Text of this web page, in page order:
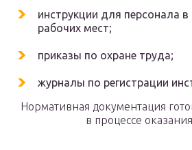
инструкции для персонала в
рабочих мест;
приказы по охране труда;
журналы по регистрации
Нормативная документация
в процессе